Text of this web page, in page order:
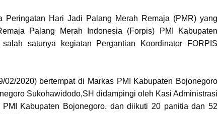
Peringatan Hari Jadi Palang Merah Remaja (PMR) yang
Palang Merah Indonesia (Forpis) PMI Kabupaten
satunya kegiatan Pergantian Koordinator FORPIS
2020) bertempat di Markas PMI Kabupaten Bojonegoro
Sukohawidodo,SH didampingi oleh Kasi Administrasi
Kabupaten Bojonegoro. dan diikuti 20 panitia dan 52